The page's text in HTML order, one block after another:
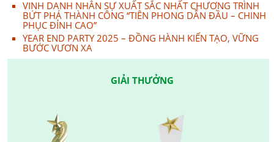
VINH DANH NHÂN SỰ XUẤT SẮC NHẤT CHƯƠNG TRÌNH
BỨT PHÁ THÀNH CÔNG “TIÊN PHONG DẪN ĐẦU – CHINH
PHỤC ĐỈNH CAO”
YEAR END PARTY 2025 – ĐỒNG HÀNH KIẾN TẠO, VỮNG
BƯỚC VƯƠN XA
GIẢI THƯỞNG